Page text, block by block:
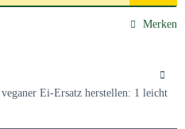
Merken
Ei-Ersatz herstellen: 1 leicht